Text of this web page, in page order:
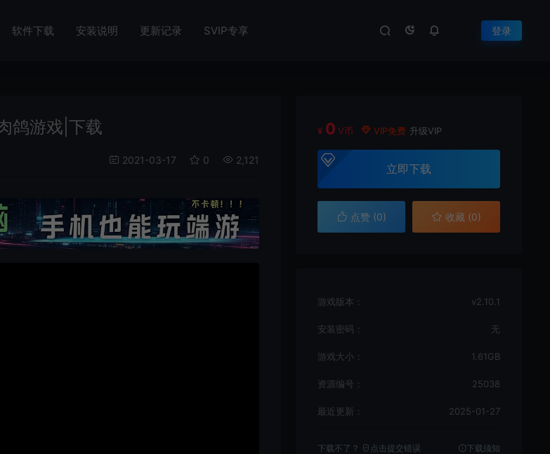
软件下载 安装说明 更新记录 SVIP专享 登录
鸽游戏|下载
2021-03-17 0 2,121
¥ 0 V币 VIP免费 升级VIP
立即下载
点赞 (0) 收藏 (0)
游戏版本： v2.10.1
安装密码： 无
游戏大小： 1.61GB
资源编号： 25038
最近更新： 2025-01-27
下载不了？ 点击提交错误 下载须知